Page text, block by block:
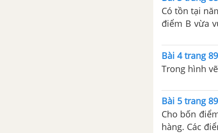
Có tồn tại
điểm B vừa
Bài 4 trang
Trong hình
Bài 5 trang
Cho bốn
hàng. Các